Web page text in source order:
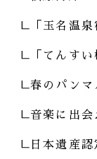
「玉名温
「てんす
春のパンマ
音楽に出会
日本遺産